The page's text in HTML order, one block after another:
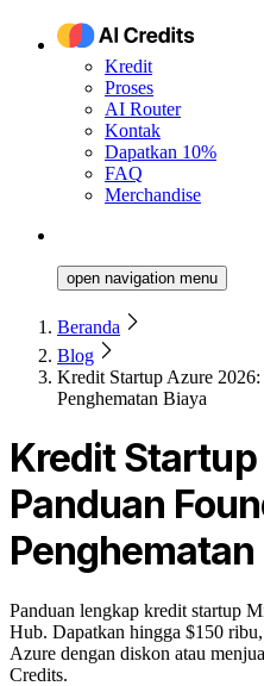
Kredit
Proses
AI Router
Kontak
Dapatkan 10%
FAQ
Merchandise
open navigation menu
Beranda
Blog
Kredit Startup Azure
Penghematan Biaya
Kredit
Panduan
Penghematan
Panduan lengkap kredit startup
Hub. Dapatkan hingga $150
Azure dengan diskon atau
Credits.